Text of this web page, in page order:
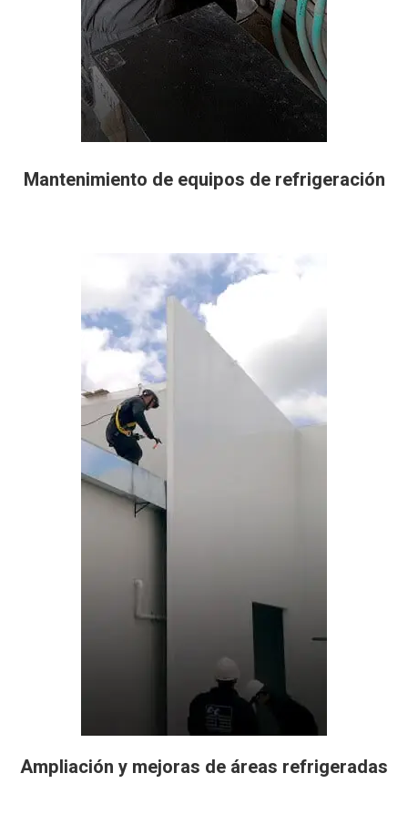
Mantenimiento de equipos de refrigeración
Ampliación y mejoras de áreas refrigeradas